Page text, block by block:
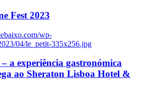
Fest 2023
wp-
04/le_petit-335x256.jpg
a experiência gastronómica
ao Sheraton Lisboa Hotel &